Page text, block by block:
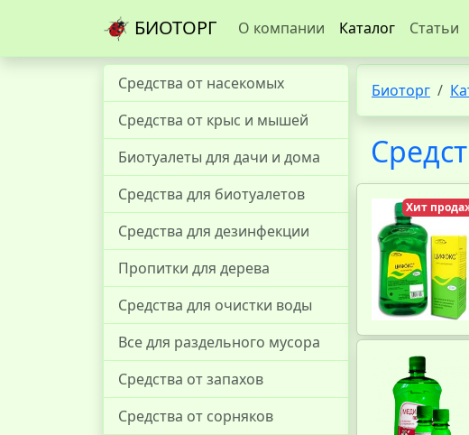
БИОТОРГ О компании Каталог Статьи
Средства от насекомых
Средства от крыс и мышей
Биотуалеты для дачи и дома
Средства для биотуалетов
Средства для дезинфекции
Пропитки для дерева
Средства для очистки воды
Все для раздельного мусора
Средства от запахов
Средства от сорняков
Биоторг
Хит